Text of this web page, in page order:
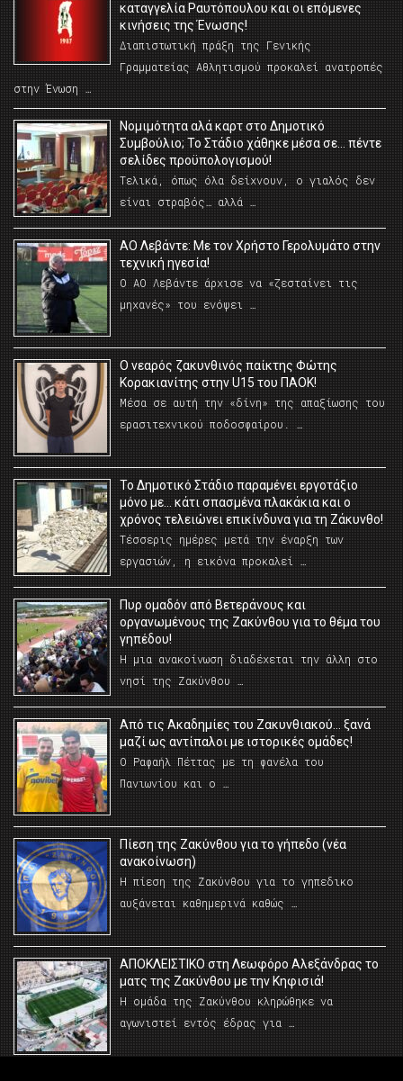
καταγγελία Ραυτόπουλου και οι επόμενες
κινήσεις της Ένωσης!
Διαπιστωτική πράξη της Γενικής
Γραμματείας Αθλητισμού προκαλεί ανατροπές
στην Ένωση …
Νομιμότητα αλά καρτ στο Δημοτικό
Συμβούλιο; Το Στάδιο χάθηκε μέσα σε… πέντε
σελίδες προϋπολογισμού!
Τελικά, όπως όλα δείχνουν, ο γιαλός δεν
είναι στραβός… αλλά …
ΑΟ Λεβάντε: Με τον Χρήστο Γερολυμάτο στην
τεχνική ηγεσία!
Ο ΑΟ Λεβάντε άρχισε να «ζεσταίνει τις
μηχανές» του ενόψει …
O νεαρός ζακυνθινός παίκτης Φώτης
Κορακιανίτης στην U15 του ΠΑΟΚ!
Μέσα σε αυτή την «δίνη» της απαξίωσης του
ερασιτεχνικού ποδοσφαίρου. …
Το Δημοτικό Στάδιο παραμένει εργοτάξιο
μόνο με… κάτι σπασμένα πλακάκια και ο
χρόνος τελειώνει επικίνδυνα για τη Ζάκυνθο!
Τέσσερις ημέρες μετά την έναρξη των
εργασιών, η εικόνα προκαλεί …
Πυρ ομαδόν από Βετεράνους και
οργανωμένους της Ζακύνθου για το θέμα του
γηπέδου!
Η μια ανακοίνωση διαδέχεται την άλλη στο
νησί της Ζακύνθου …
Από τις Ακαδημίες του Ζακυνθιακού… ξανά
μαζί ως αντίπαλοι με ιστορικές ομάδες!
Ο Ραφαήλ Πέττας με τη φανέλα του
Πανιωνίου και ο …
Πίεση της Ζακύνθου για το γήπεδο (νέα
ανακοίνωση)
Η πίεση της Ζακύνθου για το γηπεδικο
αυξάνεται καθημερινά καθώς …
AΠΟΚΛΕΙΣΤΙΚΟ στη Λεωφόρο Αλεξάνδρας το
ματς της Ζακύνθου με την Κηφισιά!
Η ομάδα της Ζακύνθου κληρώθηκε να
αγωνιστεί εντός έδρας για …